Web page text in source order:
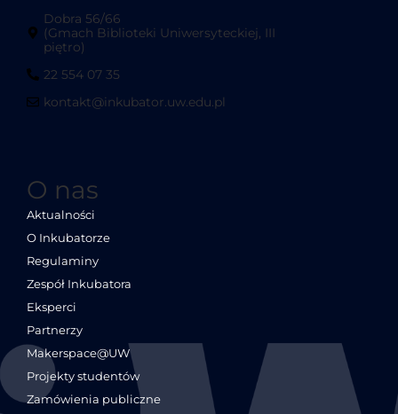
Dobra 56/66
(Gmach Biblioteki Uniwersyteckiej, III
piętro)
22 554 07 35
kontakt@inkubator.uw.edu.pl
O nas
Aktualności
O Inkubatorze
Regulaminy
Zespół Inkubatora
Eksperci
Partnerzy
Makerspace@UW
Projekty studentów
Zamówienia publiczne